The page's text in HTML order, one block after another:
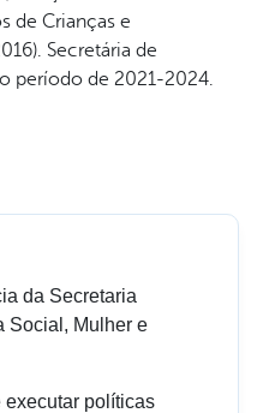
de Crianças e
Secretária de
período de 2021-2024.
da Secretaria
Social, Mulher e
executar políticas